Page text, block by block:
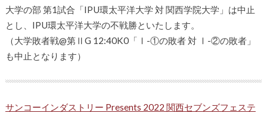
大学の部 第1試合「IPU環太平洋大学 対 関西学院大学」は中止
とし、IPU環太平洋大学の不戦勝といたします。
（大学敗者戦@第ⅡG 12:40K0「Ⅰ-①の敗者 対 Ⅰ-②の敗者」
も中止となります）
サンコーインダストリー Presents 2022 関西セブンズフェステ